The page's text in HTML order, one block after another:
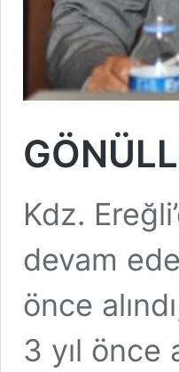
Kdz.
devam
önce
3 yıl önce